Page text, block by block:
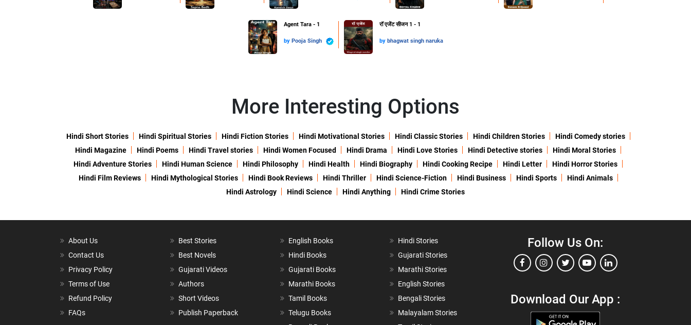
Agent Tara - 1
by Pooja Singh
रॉ एजेंट सीजन 1 - 1
by bhagwat singh naruka
More Interesting Options
Hindi Short Stories Hindi Spiritual Stories Hindi Fiction Stories Hindi Motivational Stories Hindi Classic Stories Hindi Children Stories
Hindi Comedy stories
Hindi Magazine
Hindi Poems Hindi Travel stories Hindi Women Focused Hindi Drama Hindi Love Stories Hindi Detective stories
Hindi Moral Stories
Hindi Adventure Stories
Hindi Human Science Hindi Philosophy Hindi Health Hindi Biography Hindi Cooking Recipe Hindi Letter
Hindi Horror Stories
Hindi Film Reviews
Hindi Mythological Stories Hindi Book Reviews Hindi Thriller Hindi Science-Fiction Hindi Business Hindi Sports
Hindi Animals
Hindi Astrology
Hindi Science Hindi Anything Hindi Crime Stories
About Us
Contact Us
Privacy Policy
Terms of Use
Refund Policy
FAQs
Best Stories
Best Novels
Gujarati Videos
Authors
Short Videos
Publish Paperback
English Books
Hindi Books
Gujarati Books
Marathi Books
Tamil Books
Telugu Books
Hindi Stories
Gujarati Stories
Marathi Stories
English Stories
Bengali Stories
Malayalam Stories
Follow Us On:
Download Our App :